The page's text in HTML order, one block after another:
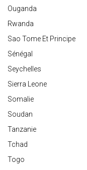
Ouganda
Rwanda
Sao Tome Et Principe
Sénégal
Seychelles
Sierra Leone
Somalie
Soudan
Tanzanie
Tchad
Togo